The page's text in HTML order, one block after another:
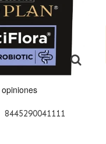
8445290041111